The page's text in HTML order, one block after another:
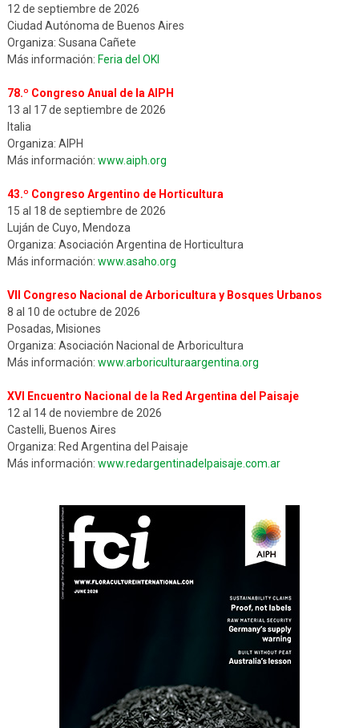
12 de septiembre de 2026
Ciudad Autónoma de Buenos Aires
Organiza: Susana Cañete
Más información: Feria del OKI
78.º Congreso Anual de la AIPH
13 al 17 de septiembre de 2026
Italia
Organiza: AIPH
Más información: www.aiph.org
43.º Congreso Argentino de Horticultura
15 al 18 de septiembre de 2026
Luján de Cuyo, Mendoza
Organiza: Asociación Argentina de Horticultura
Más información: www.asaho.org
VII Congreso Nacional de Arboricultura y Bosques Urbanos
8 al 10 de octubre de 2026
Posadas, Misiones
Organiza: Asociación Nacional de Arboricultura
Más información: www.arboriculturaargentina.org
XVI Encuentro Nacional de la Red Argentina del Paisaje
12 al 14 de noviembre de 2026
Castelli, Buenos Aires
Organiza: Red Argentina del Paisaje
Más información: www.redargentinadelpaisaje.com.ar